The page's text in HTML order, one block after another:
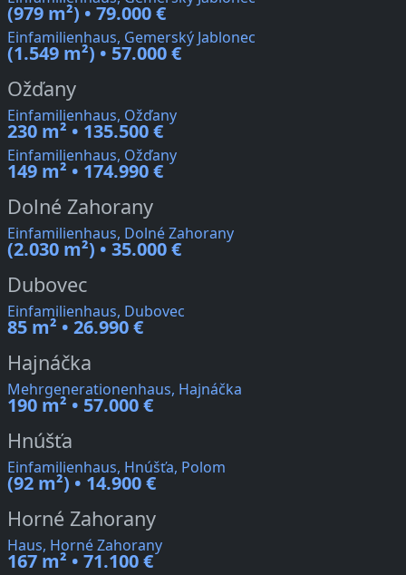
(979 m²) • 79.000 €
Einfamilienhaus, Gemerský Jablonec
(1.549 m²) • 57.000 €
Ožďany
Einfamilienhaus, Ožďany
230 m² • 135.500 €
Einfamilienhaus, Ožďany
149 m² • 174.990 €
Dolné Zahorany
Einfamilienhaus, Dolné Zahorany
(2.030 m²) • 35.000 €
Dubovec
Einfamilienhaus, Dubovec
85 m² • 26.990 €
Hajnáčka
Mehrgenerationenhaus, Hajnáčka
190 m² • 57.000 €
Hnúšťa
Einfamilienhaus, Hnúšťa, Polom
(92 m²) • 14.900 €
Horné Zahorany
Haus, Horné Zahorany
167 m² • 71.100 €